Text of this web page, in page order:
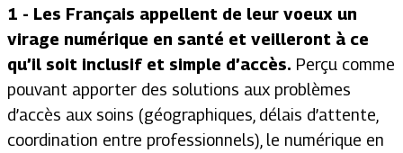
1 - Les Français appellent de leur voeux un
virage numérique en santé et veilleront à ce
qu’il soit inclusif et simple d’accès. Perçu comme
pouvant apporter des solutions aux problèmes
d’accès aux soins (géographiques, délais d’attente,
coordination entre professionnels), le numérique en